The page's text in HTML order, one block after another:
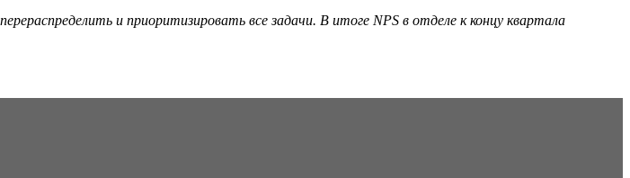
и приоритизировать все задачи. В итоге NPS в отделе к концу квартала